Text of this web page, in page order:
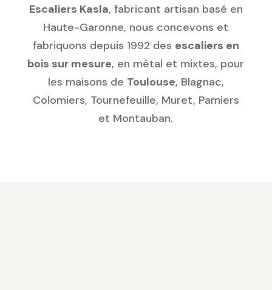
Escaliers Kasla, fabricant artisan basé en
Haute-Garonne, nous concevons et
fabriquons depuis 1992 des escaliers en
bois sur mesure, en métal et mixtes, pour
les maisons de Toulouse, Blagnac,
Colomiers, Tournefeuille, Muret, Pamiers
et Montauban.